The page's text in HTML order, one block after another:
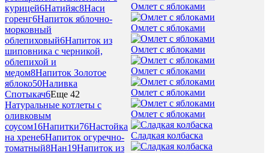
курицей6Натийяс8Наси
горенг6Напиток яблочно-
морковный
облепиховый6Напиток из
шиповника с черникой,
облепихой и
медом8Напиток Золотое
яблоко50Наливка
Спотыкач6Еще 42
Натуральные котлеты с
оливковым
соусом16Напитки76Настойка
на хрене6Напиток огуречно-
томатный8Нан19Напиток из
Омлет с яблоками
Омлет с яблоками
Омлет с яблоками
Омлет с яблоками
Омлет с яблоками
Омлет с яблоками
Сладкая колбаска